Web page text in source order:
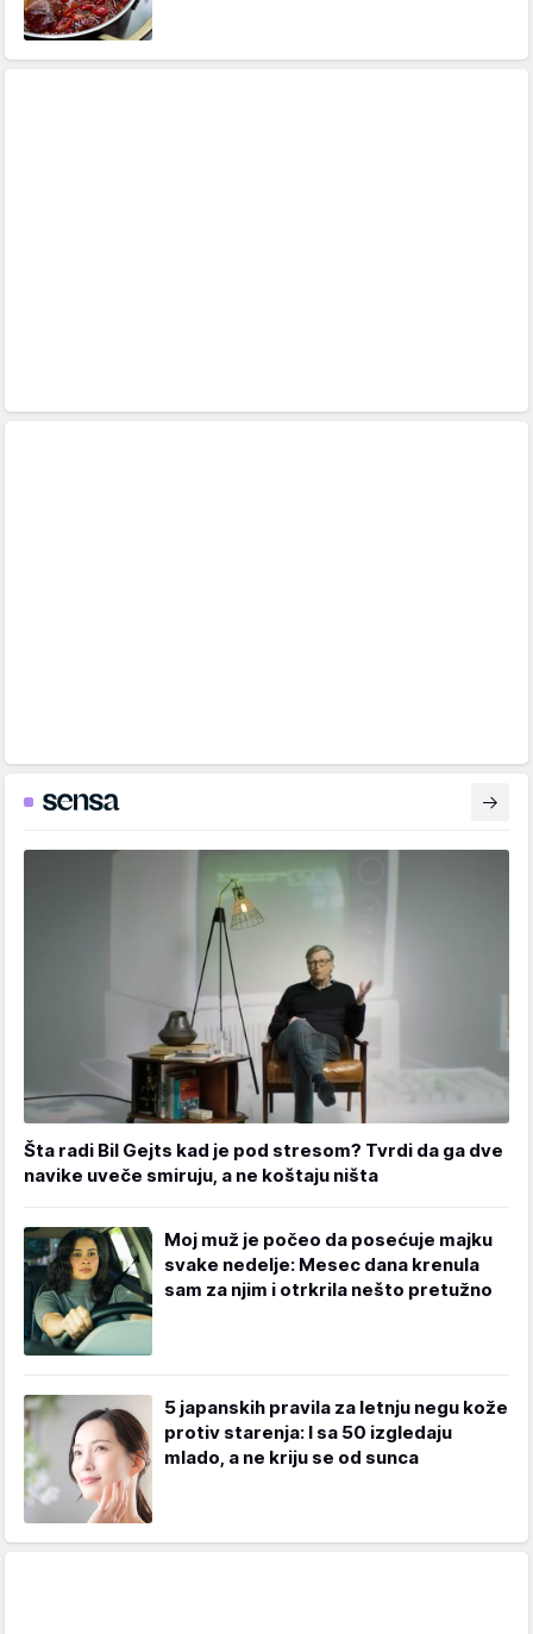
Šta radi Bil Gejts kad je pod stresom? Tvrdi da ga dve
navike uveče smiruju, a ne koštaju ništa
Moj muž je počeo da posećuje majku
svake nedelje: Mesec dana krenula
sam za njim i otrkrila nešto pretužno
5 japanskih pravila za letnju negu kože
protiv starenja: I sa 50 izgledaju
mlado, a ne kriju se od sunca